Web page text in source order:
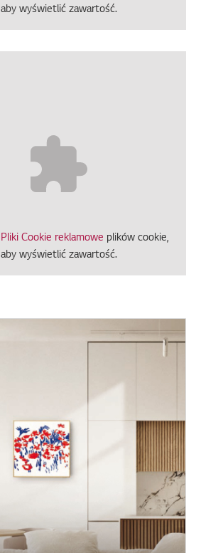
aby wyświetlić zawartość.
Pliki Cookie reklamowe plików cookie,
aby wyświetlić zawartość.